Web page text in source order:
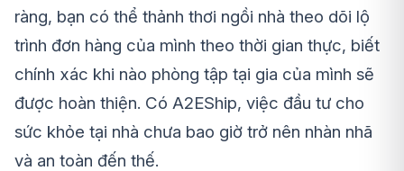
ràng, bạn có thể thảnh thơi ngồi nhà theo dõi lộ
trình đơn hàng của mình theo thời gian thực, biết
chính xác khi nào phòng tập tại gia của mình sẽ
được hoàn thiện. Có A2EShip, việc đầu tư cho
sức khỏe tại nhà chưa bao giờ trở nên nhàn nhã
và an toàn đến thế.